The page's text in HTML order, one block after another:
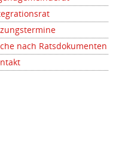
nach Ratsdokumenten